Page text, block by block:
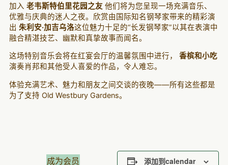
加入 老韦斯特伯里花园之友他们将为您呈现一场充满音乐、
优雅与庆典的迷人之夜。欣赏由国际知名钢琴家带来的精彩演
出 朱利安·加吉乌洛这位魅力十足的“长发钢琴家”以其在表演中
融合精湛技艺、幽默和真挚故事而闻名。
这场特别音乐会将在红宴会厅的温馨氛围中进行， 香槟和小吃
演奏肖邦和其他受人喜爱的作品，令人难忘。
体验充满艺术、魅力和朋友之间交谈的夜晚——所有这些都是
为了支持 Old Westbury Gardens。
成为会员 添加到calendar